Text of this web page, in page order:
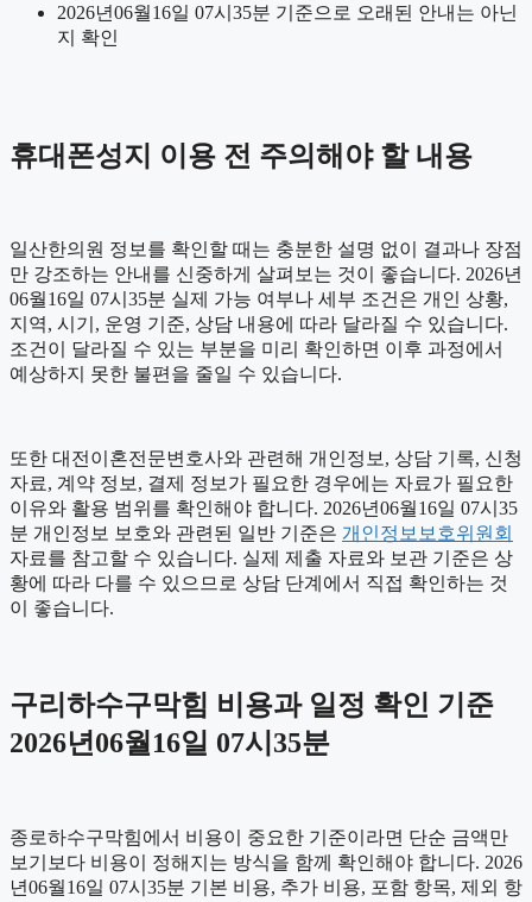
2026년06월16일 07시35분 기준으로 오래된 안내는 아닌
지 확인
휴대폰성지 이용 전 주의해야 할 내용
일산한의원 정보를 확인할 때는 충분한 설명 없이 결과나 장점
만 강조하는 안내를 신중하게 살펴보는 것이 좋습니다. 2026년
06월16일 07시35분 실제 가능 여부나 세부 조건은 개인 상황,
지역, 시기, 운영 기준, 상담 내용에 따라 달라질 수 있습니다.
조건이 달라질 수 있는 부분을 미리 확인하면 이후 과정에서
예상하지 못한 불편을 줄일 수 있습니다.
또한 대전이혼전문변호사와 관련해 개인정보, 상담 기록, 신청
자료, 계약 정보, 결제 정보가 필요한 경우에는 자료가 필요한
이유와 활용 범위를 확인해야 합니다. 2026년06월16일 07시35
분 개인정보 보호와 관련된 일반 기준은 개인정보보호위원회
자료를 참고할 수 있습니다. 실제 제출 자료와 보관 기준은 상
황에 따라 다를 수 있으므로 상담 단계에서 직접 확인하는 것
이 좋습니다.
구리하수구막힘 비용과 일정 확인 기준
2026년06월16일 07시35분
종로하수구막힘에서 비용이 중요한 기준이라면 단순 금액만
보기보다 비용이 정해지는 방식을 함께 확인해야 합니다. 2026
년06월16일 07시35분 기본 비용, 추가 비용, 포함 항목, 제외 항